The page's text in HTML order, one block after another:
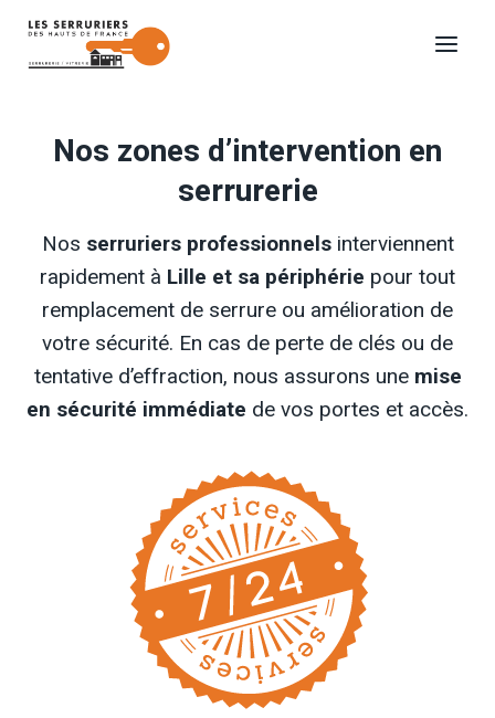
Aller
Nos zones d’intervention en
serrurerie
Nos serruriers professionnelsinterviennent
rapidement à Lille et sa périphérie pour tout
remplacement de serrure ou amélioration de
votre sécurité. En cas de perte de clés ou de
tentative d’effraction, nous assurons une mise
en sécurité immédiate de vos portes et accès.